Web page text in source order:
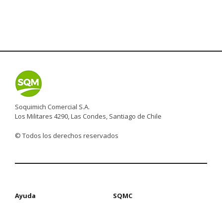
Soquimich Comercial S.A.
Los Militares 4290, Las Condes, Santiago de Chile
© Todos los derechos reservados
Ayuda SQMC